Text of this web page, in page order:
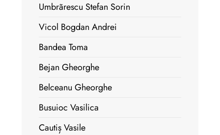
Umbrãrescu Stefan Sorin
Vicol Bogdan Andrei
Bandea Toma
Bejan Gheorghe
Belceanu Gheorghe
Busuioc Vasilica
Cautiș Vasile